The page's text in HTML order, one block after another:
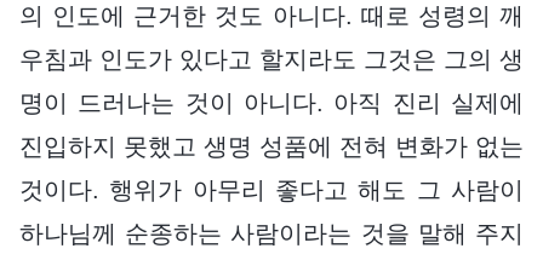
의 인도에 근거한 것도 아니다. 때로 성령의 깨
우침과 인도가 있다고 할지라도 그것은 그의 생
명이 드러나는 것이 아니다. 아직 진리 실제에
진입하지 못했고 생명 성품에 전혀 변화가 없는
것이다. 행위가 아무리 좋다고 해도 그 사람이
하나님께 순종하는 사람이라는 것을 말해 주지